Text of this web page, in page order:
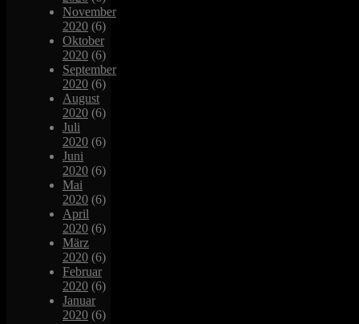
November
2020 (6)
Oktober
2020 (6)
September
2020 (6)
August
2020 (6)
Juli
2020 (6)
Juni
2020 (6)
Mai
2020 (6)
April
2020 (6)
März
2020 (6)
Februar
2020 (6)
Januar
2020 (6)